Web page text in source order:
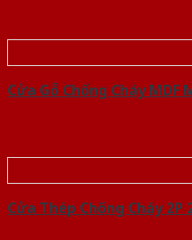
Cửa Gỗ Chống Cháy MDF
Cửa Thép Chống Cháy